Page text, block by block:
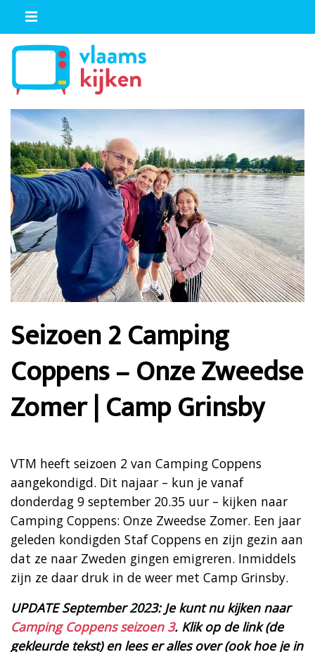
Seizoen 2 Camping
Coppens – Onze Zweedse
Zomer | Camp Grinsby
VTM heeft seizoen 2 van Camping Coppens
aangekondigd. Dit najaar – kun je vanaf
donderdag 9 september 20.35 uur – kijken naar
Camping Coppens: Onze Zweedse Zomer. Een jaar
geleden kondigden Staf Coppens en zijn gezin aan
dat ze naar Zweden gingen emigreren. Inmiddels
zijn ze daar druk in de weer met Camp Grinsby.
UPDATE September 2023: Je kunt nu kijken naar
Camping Coppens seizoen 3. Klik op de link (de
gekleurde tekst) en lees er alles over (ook hoe je in